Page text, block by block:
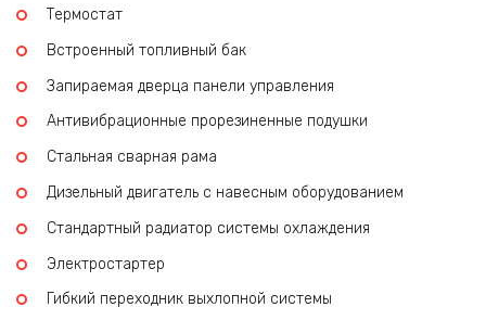
Термостат
Встроенный топливный бак
Запираемая дверца панели управления
Антивибрационные прорезиненные подушки
Стальная сварная рама
Дизельный двигатель с навесным оборудованием
Стандартный радиатор системы охлаждения
Электростартер
Гибкий переходник выхлопной системы